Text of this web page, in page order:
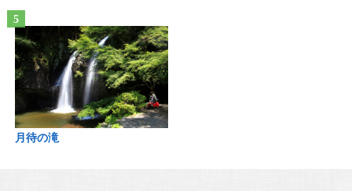
月待の滝